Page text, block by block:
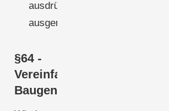
ausdrücklich
ausgenommen.
§64 -
Vereinfachtes
Baugenehmigungsverfahren